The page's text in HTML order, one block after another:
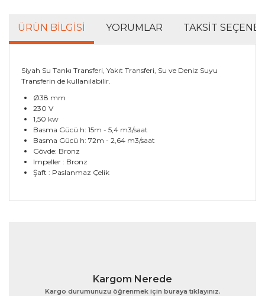
ÜRÜN BILGISI YORUMLAR TAKSIT
Siyah Su Tankı Transferi, Yakıt Transferi, Su ve Deniz Suyu
Transferin de kullanılabilir.
Ø38 mm
230 V
1,50 kw
Basma Gücü h: 15m - 5,4 m3/saat
Basma Gücü h: 72m - 2,64 m3/saat
Gövde: Bronz
Impeller : Bronz
Şaft : Paslanmaz Çelik
Bu ürünün fiyat bilgisi, resim, ürün açıklamalarında ve
Ürün açıklamasında eksik bilgiler bulunuyor.
Kargom Nerede
Kargo durumunuzu öğrenmek için buraya tıklayınız.